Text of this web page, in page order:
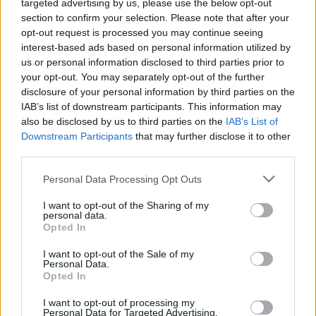
targeted advertising by us, please use the below opt-out
section to confirm your selection. Please note that after your
opt-out request is processed you may continue seeing
interest-based ads based on personal information utilized by
us or personal information disclosed to third parties prior to
your opt-out. You may separately opt-out of the further
disclosure of your personal information by third parties on the
IAB’s list of downstream participants. This information may
also be disclosed by us to third parties on the IAB’s List of
Downstream Participants that may further disclose it to other
Please note that this website/app uses one or more Google
not limited to your visit or usage behaviour. You may click to
grant or deny consent to Google and its third-party tags to
use your data for below specified purposes in below Google
consent section.
Personal Data Processing Opt Outs
I want to opt-out of the Sharing of my
personal data.
Opted In
I want to opt-out of the Sale of my
Personal Data.
Opted In
I want to opt-out of processing my
Personal Data for Targeted Advertising.
bűnözőktől, vagy csupán egy közülük.